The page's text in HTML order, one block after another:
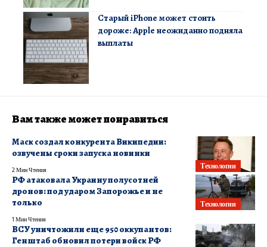
Старый iPhone может стоить
дороже: Apple неожиданно подняла
выплаты
Вам также может понравиться
Технологии
Маск создал конкурента Википедии:
озвучены сроки запуска новинки
2 Мин Чтения
Технологии
РФ атаковала Украину полусотней
дронов: под ударом Запорожье и не
только
1 Мин Чтения
ВСУ уничтожили еще 950 оккупантов:
Генштаб обновил потери войск РФ